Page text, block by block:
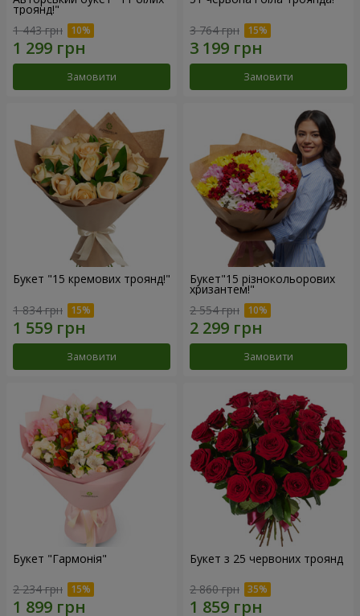
троянд!"
1 443 грн
Замовити
3 764 грн
Замовити
Букет "15 кремових троянд!"
1 834 грн
Замовити
Букет"15 різнокольорових
хризантем!"
2 554 грн
Замовити
Букет "Гармонія"
2 234 грн
Букет з 25 червоних троянд
2 860 грн